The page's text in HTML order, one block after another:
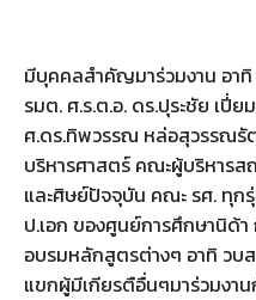
มีบุคคลสำคัญมาร่วมงาน อา
รมต. ศ.ร.ต.อ. ดร.ปุระชัย เปี่
ศ.ดร.ทิพวรรณ หล่อสุวรรณ
บริหารศาสตร์ คณะผู้บริหารส
และศิษย์ปัจจุบัน คณะ รศ. ทุก
ป.เอก ของศูนย์การศึกษานิด้
อบรมหลักสูตรต่างๆ อาทิ วบ
แขกผู้มีเกียรตือื่นๆมาร่วมงา